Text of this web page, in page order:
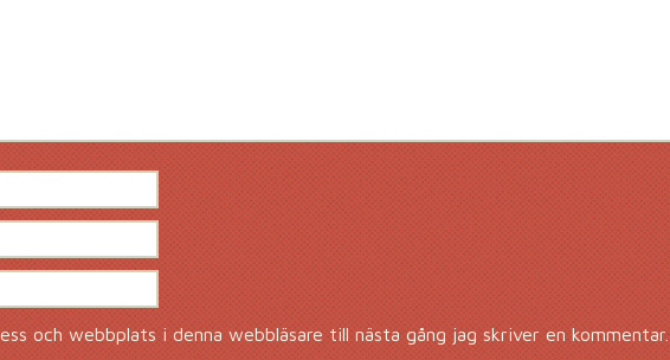
och webbplats i denna webbläsare till nästa gång jag skriver en kommentar.